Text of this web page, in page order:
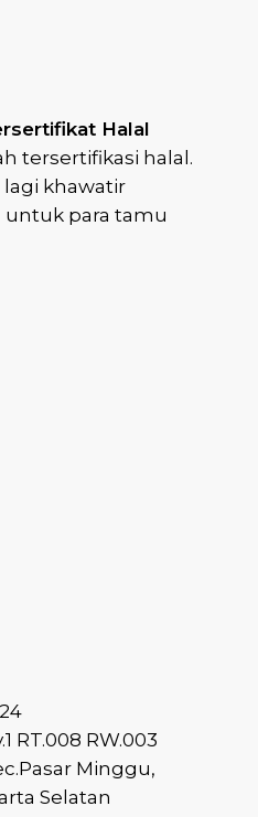
Halal
tersertifikasi halal.
khawatir
untuk para tamu
RT.008 RW.003
Minggu,
Selatan